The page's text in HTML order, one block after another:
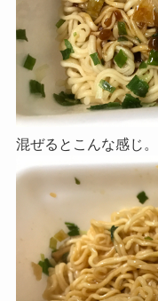
混ぜるとこんな感じ。